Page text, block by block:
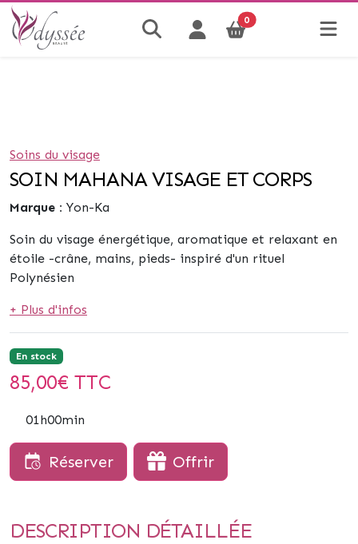
0
Soins du visage
SOIN MAHANA VISAGE ET CORPS
Marque : Yon-Ka
Soin du visage énergétique, aromatique et relaxant en
étoile -crâne, mains, pieds- inspiré d'un rituel
Polynésien
+ Plus d'infos
En stock
85,00€ TTC
01h00min
Réserver Offrir
DESCRIPTION DÉTAILLÉE